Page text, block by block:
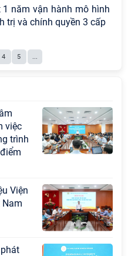
năm vận hành mô hình
trị và chính quyền 3 cấp
4 5
lược
ra
1
việc
trình
Viện
Nam